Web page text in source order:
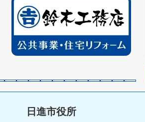
2
枚
目
の
ス
日進市役所